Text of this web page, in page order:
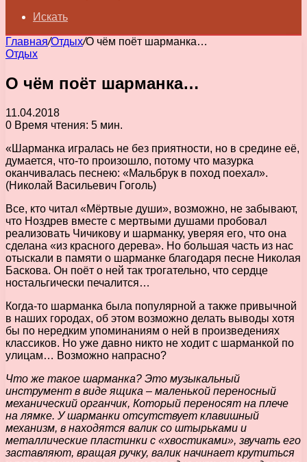
Искать
Главная/Отдых/О чём поёт шарманка…
Отдых
О чём поёт шарманка…
11.04.2018
0 Время чтения: 5 мин.
«Шарманка игралась не без приятности, но в средине её,
думается, что-то произошло, потому что мазурка
оканчивалась песнею: «Мальбрук в поход поехал».
(Николай Васильевич Гоголь)
Все, кто читал «Мёртвые души», возможно, не забывают,
что Ноздрев вместе с мертвыми душами пробовал
реализовать Чичикову и шарманку, уверяя его, что она
сделана «из красного дерева». Но большая часть из нас
отыскали в памяти о шарманке благодаря песне Николая
Баскова. Он поёт о ней так трогательно, что сердце
ностальгически печалится…
Когда-то шарманка была популярной а также привычной
в наших городах, об этом возможно делать выводы хотя
бы по нередким упоминаниям о ней в произведениях
классиков. Но уже давно никто не ходит с шарманкой по
улицам… Возможно напрасно?
Что же такое шарманка? Это музыкальный
инструмент в виде ящика – маленькой переносный
механический органчик, Который переносят на плече
на лямке. У шарманки отсутствует клавишный
механизм, в находятся валик со штырьками и
металлические пластинки с «хвостиками», звучать его
заставляют, вращая ручку, валик начинает крутиться